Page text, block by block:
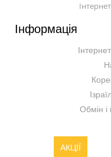
Інформація
Обмін і
АКЦІЇ